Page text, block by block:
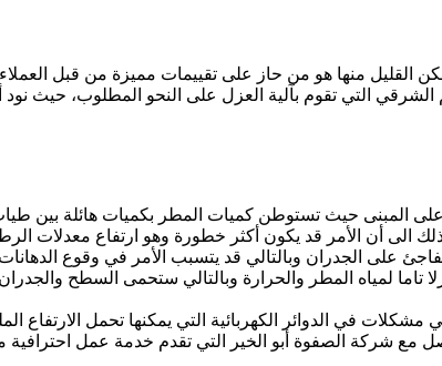
منها هو من حاز على تقييمات مميزة من قبل
التي تقوم بآلية العزل على النحو المطلوب، حيث نود
المبنى حيث تستوطن كميات المطر بكميات هائلة بين طيات
الى أن الأمر قد يكون أكثر خطورة وهو ارتفاع معدلات
على الجدران وبالتالي قد يتسبب الأمر في وقوع
لمياه المطر والحرارة وبالتالي ستحمى السطح
في الدوائر الكهربائية التي يمكنها تحمل الارتفاع
مع شركة الصفوة أبو الخير التي تقدم خدمة عمل احترافية